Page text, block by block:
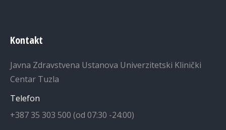
Kontakt
Javna Zdravstvena Ustanova Univerzitetski Klinički
Centar Tuzla
Telefon
+387 35 303 500 (od 07:30 -24:00)